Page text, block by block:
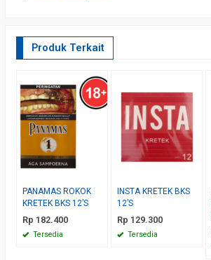
Produk Terkait
PANAMAS ROKOK
KRETEK BKS 12’S
Rp 182.400
Tersedia
INSTA KRETEK BKS
12’S
Rp 129.300
Tersedia